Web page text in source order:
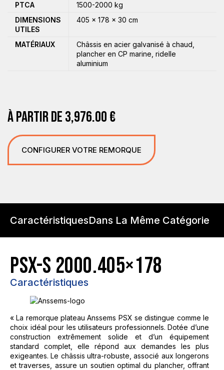
PTCA
1500-2000 kg
DIMENSIONS
UTILES
405 × 178 × 30 cm
MATÉRIAUX
Châssis en acier galvanisé à chaud,
plancher en CP marine, ridelle
aluminium
À PARTIR DE3,976.00€
CONFIGURER VOTRE REMORQUE
CaractéristiquesDans La Même Catégorie
PSX-S 2000.405×178
Caractéristiques
« La remorque plateau Anssems PSX se distingue comme le
choix idéal pour les utilisateurs professionnels. Dotée d’une
construction extrêmement solide et d’un équipement
standard complet, elle répond aux demandes les plus
exigeantes. Le châssis ultra-robuste, associé aux longerons
et traverses, assure un soutien optimal du plancher, offrant